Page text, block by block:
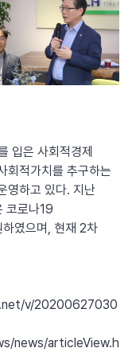
입은 사회적경제
회적가치를 추구하는
영하고 있다. 지난
코로나19
였으며, 현재 2차
v/20200627030
news/articleView.h